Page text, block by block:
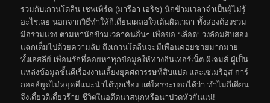
ร่วมกับเกวนโดลีน เชพเพิร์ด (มารีอา เอริช) นักข้ามเวลาจำเป็นผู้ไม่รู้
อะไรเลย นอกจากวิธีทำให้กีเดียนเผลอใจเต้นผิดเวลา ทั้งสองต้องร่วม
มือร่วมแรง ตามหานักข้ามเวลาคนอื่นๆ เพื่อขอ “เลือด” วงล้อมสิบสอง
แฉกเต็มไปด้วยความลับ ถึงเกวนโดลีนจะมีเพื่อนคอยช่วยมากมาย
ทั้งเลสลีย์ เพื่อนรักที่คอยหาทุกข้อมูลให้ทางอินเทอร์เน็ต ผีเจมส์ ผู้เป็น
แหล่งข้อมูลชั้นดีเรื่องงานเลี้ยงยุคศตวรรษที่สิบแปด และเซเมริอุส การ์
กอยล์พูดไม่หยุดที่แนะนำได้ทุกเรื่อง แต่ใครจะบอกได้ว่า ทำไมกีเดียน
จึงเดี๋ยวดีเดี๋ยวร้าย ชีวิตในอดีตน่าสนุกหรือน่าปวดหัวกันแน่!